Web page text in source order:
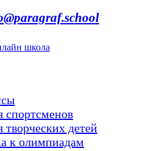
спортсменов
детей
к олимпиадам